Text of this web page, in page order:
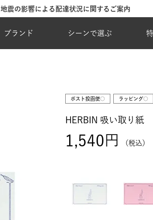
地震の影響による配達状況に関するご案内
ブランド シーンで選ぶ
ポスト投函便○ ラッピング○
HERBIN 吸い取り紙
1,540 税込